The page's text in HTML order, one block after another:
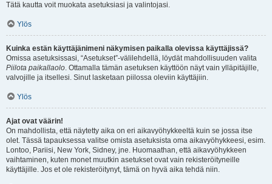
Tätä kautta voit muokata asetuksiasi ja valintojasi.
Ylös
Kuinka estän käyttäjänimeni näkymisen paikalla olevissa käyttäjissä?
Omissa asetuksissasi, “Asetukset”-välilehdellä, löydät mahdollisuuden valita
Piilota paikallaolo. Ottamalla tämän asetuksen käyttöön näyt vain ylläpitäjille,
valvojille ja itsellesi. Sinut lasketaan piilossa oleviin käyttäjiin.
Ylös
Ajat ovat väärin!
On mahdollista, että näytetty aika on eri aikavyöhykkeeltä kuin se jossa itse
olet. Tässä tapauksessa valitse omista asetuksista oma aikavyöhykkeesi, esim.
Lontoo, Pariisi, New York, Sidney, jne. Huomaathan, että aikavyöhykkeen
vaihtaminen, kuten monet muutkin asetukset ovat vain rekisteröityneille
käyttäjille. Jos et ole rekisteröitynyt, tämä on hyvä aika tehdä niin.